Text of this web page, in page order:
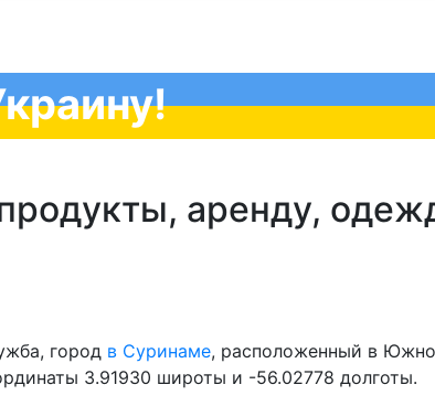
аренду,
город в Суринаме, расположенный в
3.91930 широты и -56.02778 долготы.